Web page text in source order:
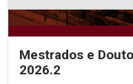
Mestrados e
2026.2